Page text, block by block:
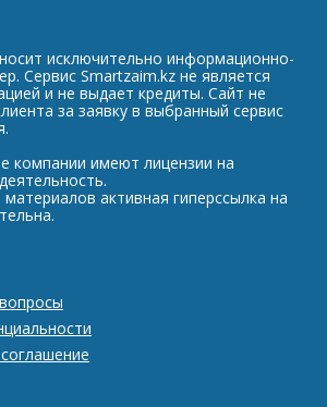
исключительно информационно-
Сервис Smartzaim.kz не является
и не выдает кредиты. Сайт не
за заявку в выбранный сервис
компании имеют лицензии на
активная гиперссылка на